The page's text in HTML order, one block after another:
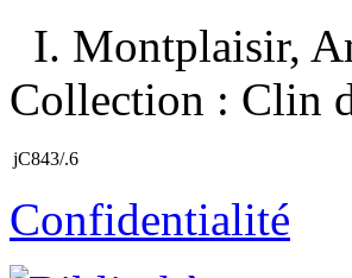
I. Montplaisir,
Collection : Clin
jC843/.6
Confidentialité